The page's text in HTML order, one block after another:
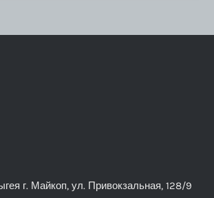
г. Майкоп, ул. Привокзальная, 128/9